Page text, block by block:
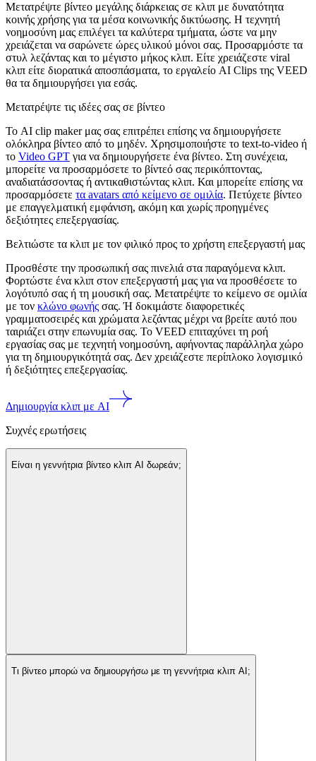
Μετατρέψτε βίντεο μεγάλης διάρκειας σε κλιπ με δυνατότητα
κοινής χρήσης για τα μέσα κοινωνικής δικτύωσης. Η τεχνητή
νοημοσύνη μας επιλέγει τα καλύτερα τμήματα, ώστε να μην
χρειάζεται να σαρώνετε ώρες υλικού μόνοι σας. Προσαρμόστε τα
στυλ λεζάντας και το μέγιστο μήκος κλιπ. Είτε χρειάζεστε viral
κλιπ είτε διορατικά αποσπάσματα, το εργαλείο AI Clips της VEED
θα τα δημιουργήσει για εσάς.
Μετατρέψτε τις ιδέες σας σε βίντεο
Το AI clip maker μας σας επιτρέπει επίσης να δημιουργήσετε
ολόκληρα βίντεο από το μηδέν. Χρησιμοποιήστε το text-to-video ή
το Video GPT για να δημιουργήσετε ένα βίντεο. Στη συνέχεια,
μπορείτε να προσαρμόσετε το βίντεό σας περικόπτοντας,
αναδιατάσσοντας ή αντικαθιστώντας κλιπ. Και μπορείτε επίσης να
προσαρμόσετε τα avatars από κείμενο σε ομιλία. Πετύχετε βίντεο
με επαγγελματική εμφάνιση, ακόμη και χωρίς προηγμένες
δεξιότητες επεξεργασίας.
Βελτιώστε τα κλιπ με τον φιλικό προς το χρήστη επεξεργαστή μας
Προσθέστε την προσωπική σας πινελιά στα παραγόμενα κλιπ.
Φορτώστε ένα κλιπ στον επεξεργαστή μας για να προσθέσετε το
λογότυπό σας ή τη μουσική σας. Μετατρέψτε το κείμενο σε ομιλία
με τον κλώνο φωνής σας. Ή δοκιμάστε διαφορετικές
γραμματοσειρές και χρώματα λεζάντας μέχρι να βρείτε αυτό που
ταιριάζει στην επωνυμία σας. Το VEED επιταχύνει τη ροή
εργασίας σας με τεχνητή νοημοσύνη, αφήνοντας παράλληλα χώρο
για τη δημιουργικότητά σας. Δεν χρειάζεστε περίπλοκο λογισμικό
ή δεξιότητες επεξεργασίας.
Δημιουργία κλιπ με AI
Συχνές ερωτήσεις
Είναι η γεννήτρια βίντεο κλιπ AI δωρεάν;
Τι βίντεο μπορώ να δημιουργήσω με τη γεννήτρια κλιπ AI;